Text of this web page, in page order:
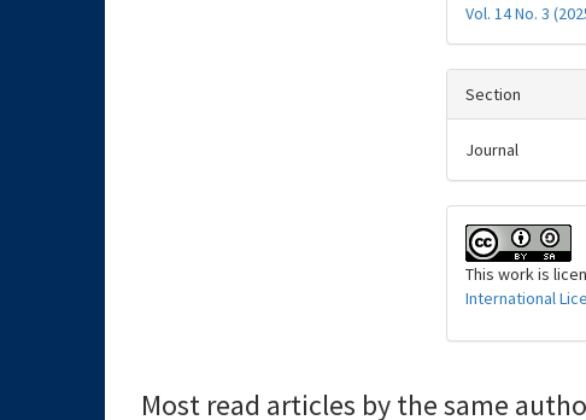
Vol. 14 No. 3
Section
Journal
This work is
International
Most read articles by the same